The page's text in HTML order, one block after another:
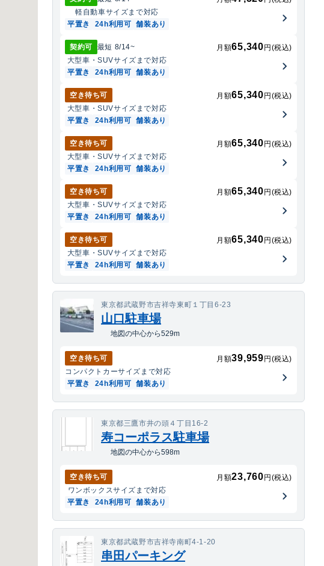
軽自動車サイズまで対応
平置き
24h利用可 舗装あり
契約可 最短 8/14~ 月額65,340 円(税込)
大型車・SUVサイズまで対応
平置き
24h利用可 舗装あり
空き待ち可 月額65,340 円(税込)
大型車・SUVサイズまで対応
平置き
24h利用可 舗装あり
空き待ち可 月額65,340 円(税込)
大型車・SUVサイズまで対応
平置き
24h利用可 舗装あり
空き待ち可 月額65,340 円(税込)
大型車・SUVサイズまで対応
平置き
24h利用可 舗装あり
空き待ち可 月額65,340 円(税込)
大型車・SUVサイズまで対応
平置き
24h利用可 舗装あり
東京都武蔵野市吉祥寺東町１丁目6-23
山口駐車場
地図の中心から529m
空き待ち可 月額39,959 円(税込)
コンパクトカーサイズまで対応
平置き
24h利用可 舗装あり
東京都三鷹市井の頭４丁目16-2
寿コーポラス駐車場
地図の中心から598m
空き待ち可 月額23,760 円(税込)
ワンボックスサイズまで対応
平置き
24h利用可 舗装あり
東京都武蔵野市吉祥寺南町4-1-20
串田パーキング